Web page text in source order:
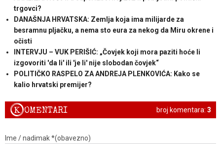
trgovci?
DANAŠNJA HRVATSKA: Zemlja koja ima milijarde za
besramnu pljačku, a nema sto eura za nekog da Miru okrene i
očisti
INTERVJU – VUK PERIŠIĆ: „Čovjek koji mora paziti hoće li
izgovoriti 'da li' ili 'je li' nije slobodan čovjek“
POLITIČKO RASPELO ZA ANDREJA PLENKOVIĆA: Kako se
kalio hrvatski premijer?
broj komentara: 3
KOMENTARI
Ime / nadimak *(obavezno)